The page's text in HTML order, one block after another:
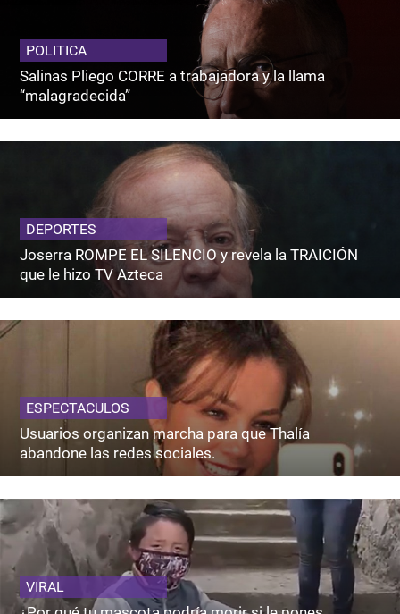
POLITICA
Salinas Pliego CORRE a trabajadora y la llama
“malagradecida”
DEPORTES
Joserra ROMPE EL SILENCIO y revela la TRAICIÓN
que le hizo TV Azteca
ESPECTACULOS
Usuarios organizan marcha para que Thalía
abandone las redes sociales.
VIRAL